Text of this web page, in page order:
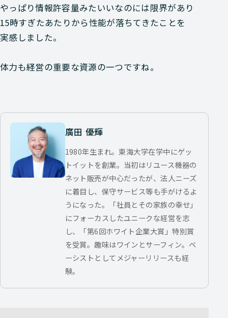
やっぱり情報許容量みたいいなのには限界があり
15時すぎたあたりから性能が落ちてきたことを
実感しました。
体力も経営の重要な資源の一つですね。
廣田 優輝
1980年生まれ。東海大学在学中にゲッ
トイットを創業。当初はリユース機器の
ネット販売が中心だったが、法人ニーズ
に着目し、保守サービス等も手がけるよ
うになった。「社員とその家族の幸せ」
にフォーカスしたユニークな経営を志
し、「第6回ホワイト企業大賞」特別賞
を受賞。趣味はワインとサーフィン。ベ
ーシストとしてメジャーリリースも経
験。